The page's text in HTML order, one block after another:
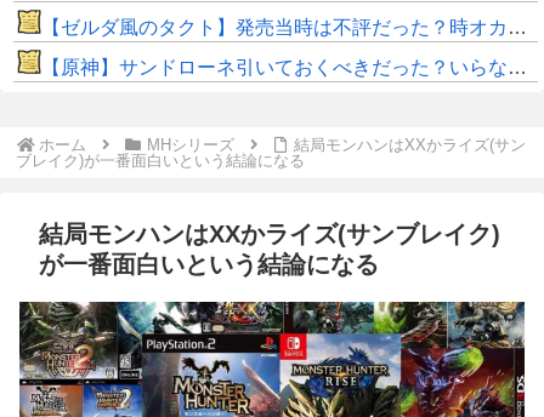
【ゼルダ風のタクト】発売当時は不評だった？時オカから激変したキャラデザに「なんじゃこりゃ」
【原神】サンドローネ引いておくべきだった？いらなかった？
ホーム MHシリーズ
結局モンハンはXXかライズ(サン
ブレイク)が一番面白いという結論になる
結局モンハンはXXかライズ(サンブレイク)
が一番面白いという結論になる